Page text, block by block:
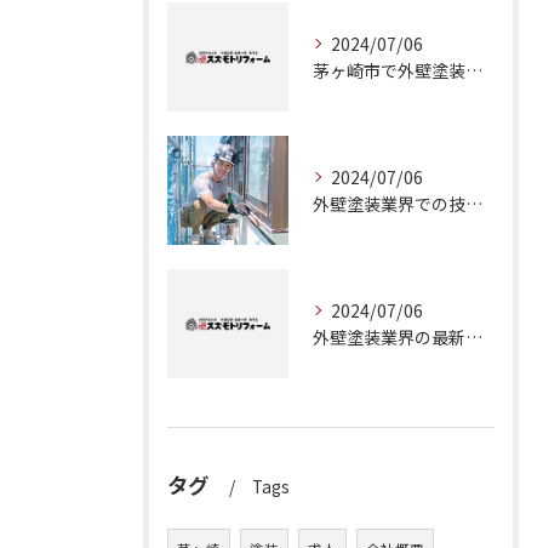
2024/07/06
茅ヶ崎市で外壁塗装工事をお考えなら！専門業者にお任せください。
2024/07/06
外壁塗装業界での技術力と知識の向上に役立つ茅ヶ崎市の塗装工事職人募集
2024/07/06
外壁塗装業界の最新事情：茅ヶ崎市の塗装職人募集について
タグ Tags